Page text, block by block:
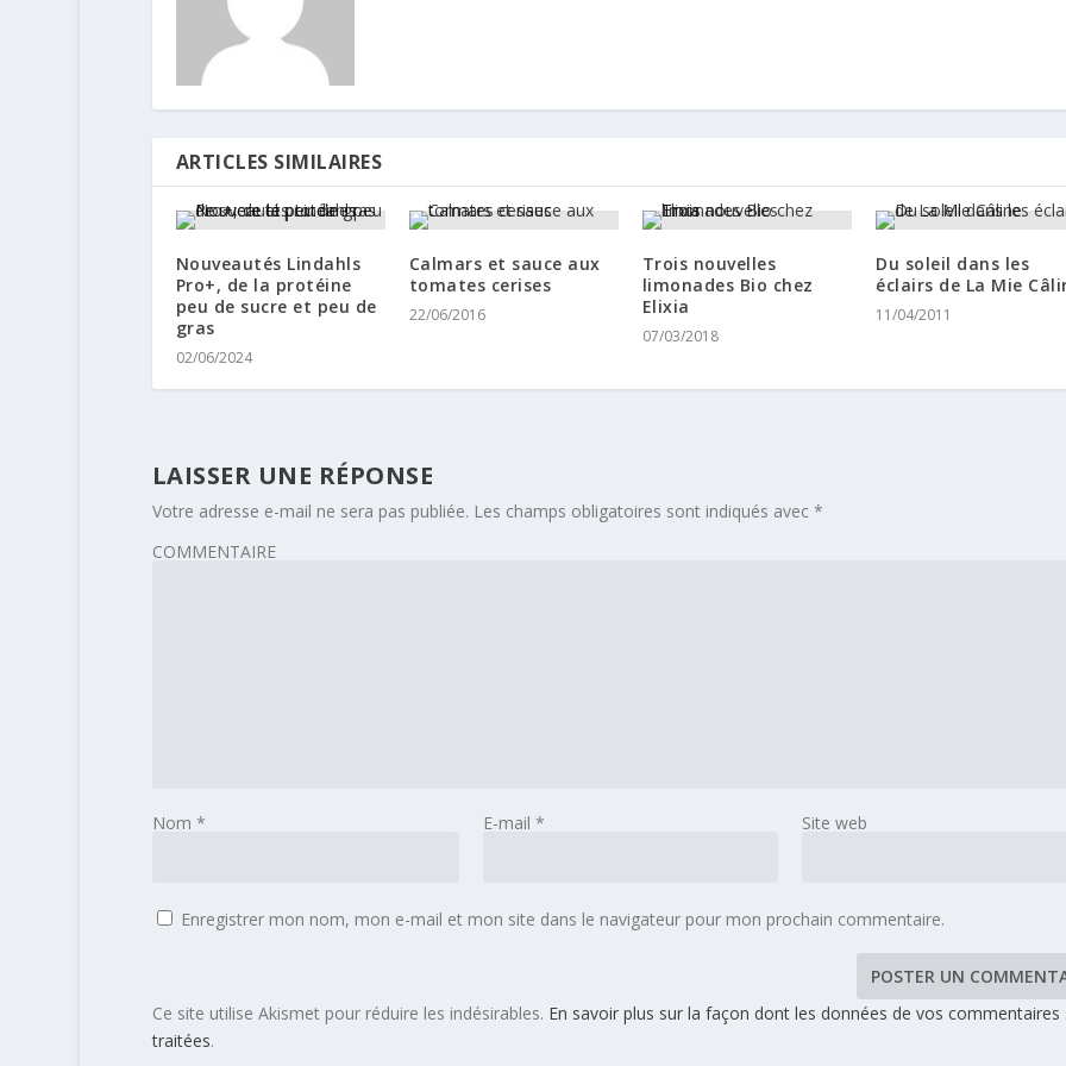
ARTICLES SIMILAIRES
Nouveautés Lindahls
Pro+, de la protéine
peu de sucre et peu de
gras
02/06/2024
Calmars et sauce aux
tomates cerises
22/06/2016
Trois nouvelles
limonades Bio chez
Elixia
07/03/2018
Du soleil dans les
éclairs de La Mie
11/04/2011
LAISSER UNE RÉPONSE
Votre adresse e-mail ne sera pas publiée. Les champs obligatoires sont indiqués avec *
COMMENTAIRE
Nom * E-mail * Site web
Enregistrer mon nom, mon e-mail et mon site dans le navigateur pour mon prochain commentaire.
Ce site utilise Akismet pour réduire les indésirables. En savoir plus sur la façon dont les données de vos commentaires
traitées.